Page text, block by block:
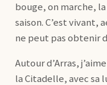
bouge, on marche,
saison. C’est vivant,
ne peut pas obtenir
Autour d’Arras,
la Citadelle, avec sa